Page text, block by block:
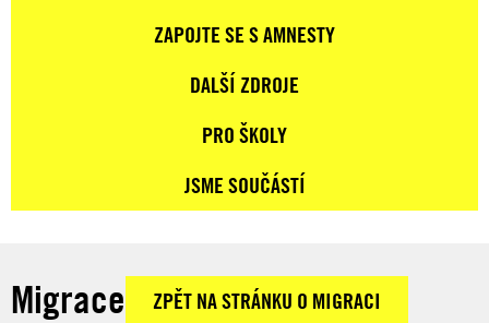
ZAPOJTE SE S AMNESTY
DALŠÍ ZDROJE
PRO ŠKOLY
JSME SOUČÁSTÍ
Migrace ZPĚT NA STRÁNKU O MIGRACI